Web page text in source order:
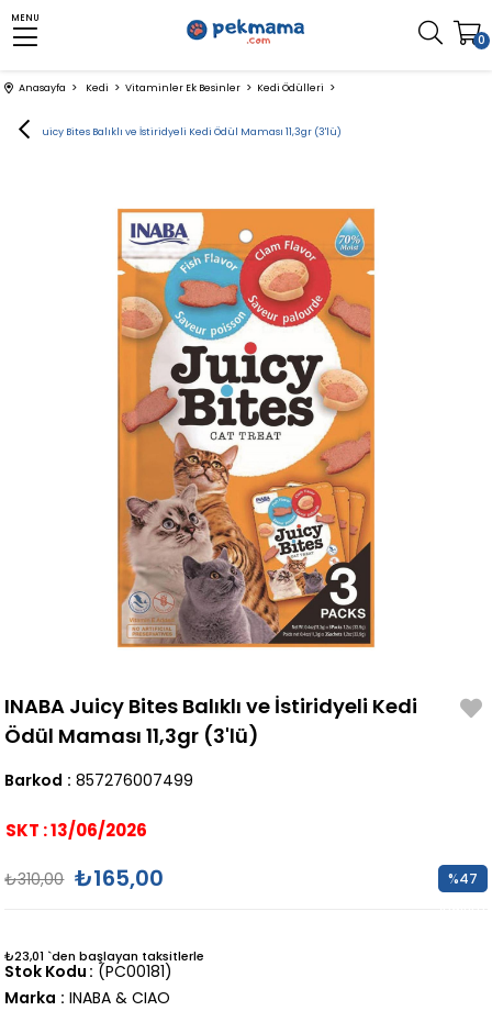
MENU
0
Anasayfa Kedi Vitaminler Ek Besinler Kedi Ödülleri
INABA Juicy Bites Balıklı ve İstiridyeli Kedi Ödül Maması 11,3gr (3'lü)
INABA Juicy Bites Balıklı ve İstiridyeli Kedi
Ödül Maması 11,3gr (3'lü)
Barkod : 857276007499
SKT : 13/06/2026
₺310,00 ₺165,00 %47
₺23,01 `den başlayan taksitlerle
(PC00181)
Stok Kodu
Marka : INABA & CIAO